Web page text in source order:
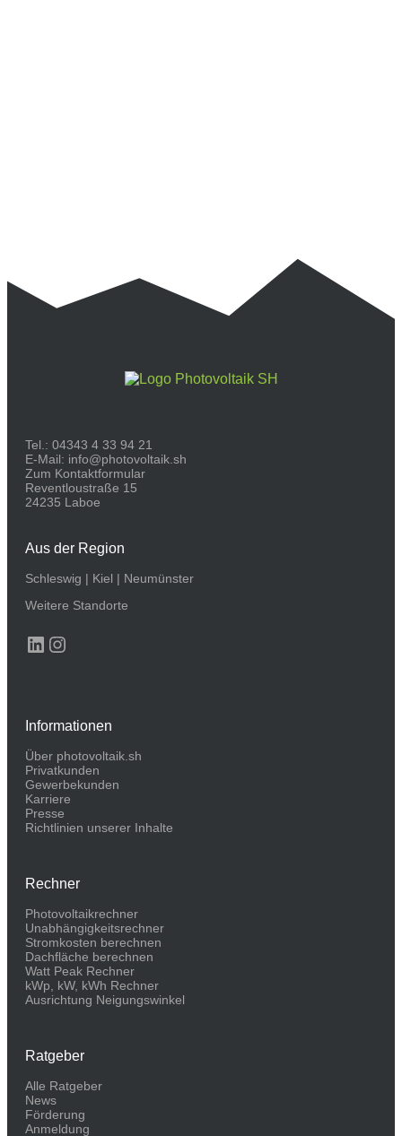
Tel.: 04343 4 33 94 21
E-Mail: info@photovoltaik.sh
Zum Kontaktformular
Reventloustraße 15
24235 Laboe
Aus der Region
Schleswig | Kiel | Neumünster
Weitere Standorte
LinkedIn
Instagram
Informationen
Über photovoltaik.sh
Privatkunden
Gewerbekunden
Karriere
Presse
Richtlinien unserer Inhalte
Rechner
Photovoltaikrechner
Unabhängigkeitsrechner
Stromkosten berechnen
Dachfläche berechnen
Watt Peak Rechner
kWp, kW, kWh Rechner
Ausrichtung Neigungswinkel
Ratgeber
Alle Ratgeber
News
Förderung
Anmeldung